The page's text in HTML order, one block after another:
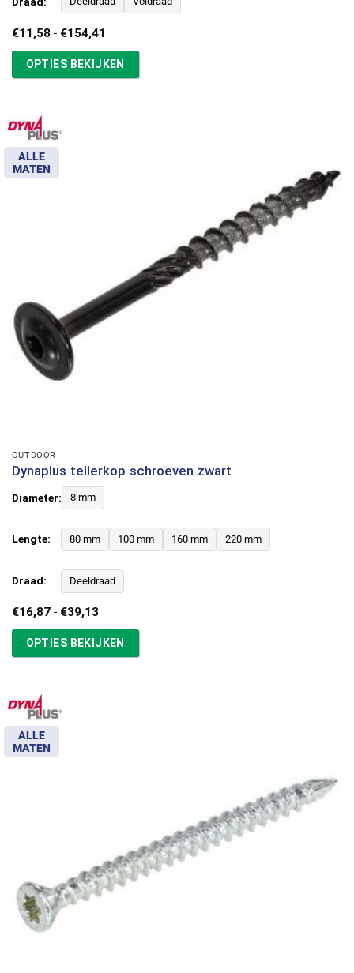
€11,58 - €154,41
tot
€154,41
OPTIES BEKIJKEN
ALLE
MATEN
OUTDOOR
Dynaplus tellerkop schroeven zwart
Diameter: 8 mm
Lengte: 80 mm 100 mm 160 mm 220 mm
Draad: Deeldraad
€16,87 - €39,13Prijsklasse:
tot
€39,13
OPTIES BEKIJKEN
ALLE
MATEN